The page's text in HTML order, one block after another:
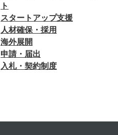
ト
スタートアップ支援
人材確保・採用
海外展開
申請・届出
入札・契約制度